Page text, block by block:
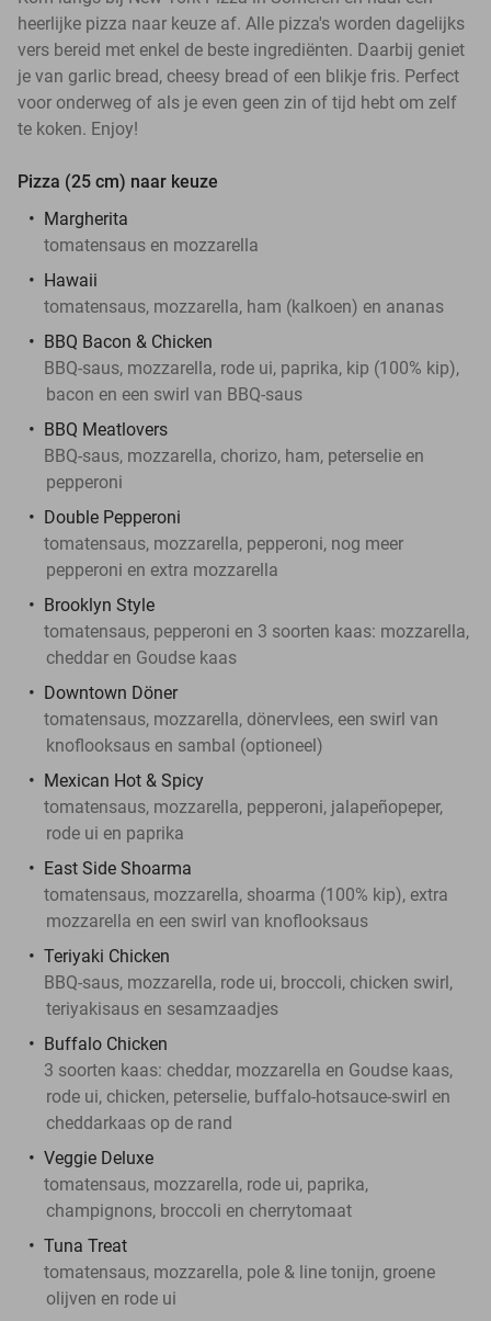
heerlijke pizza naar keuze af. Alle pizza's worden dagelijks
vers bereid met enkel de beste ingrediënten. Daarbij geniet
je van garlic bread, cheesy bread of een blikje fris. Perfect
voor onderweg of als je even geen zin of tijd hebt om zelf
te koken. Enjoy!
Pizza (25 cm) naar keuze
Margherita
tomatensaus en mozzarella
Hawaii
tomatensaus, mozzarella, ham (kalkoen) en ananas
BBQ Bacon & Chicken
BBQ-saus, mozzarella, rode ui, paprika, kip (100% kip),
bacon en een swirl van BBQ-saus
BBQ Meatlovers
BBQ-saus, mozzarella, chorizo, ham, peterselie en
pepperoni
Double Pepperoni
tomatensaus, mozzarella, pepperoni, nog meer
pepperoni en extra mozzarella
Brooklyn Style
tomatensaus, pepperoni en 3 soorten kaas: mozzarella,
cheddar en Goudse kaas
Downtown Döner
tomatensaus, mozzarella, dönervlees, een swirl van
knoflooksaus en sambal (optioneel)
Mexican Hot & Spicy
tomatensaus, mozzarella, pepperoni, jalapeñopeper,
rode ui en paprika
East Side Shoarma
tomatensaus, mozzarella, shoarma (100% kip), extra
mozzarella en een swirl van knoflooksaus
Teriyaki Chicken
BBQ-saus, mozzarella, rode ui, broccoli, chicken swirl,
teriyakisaus en sesamzaadjes
Buffalo Chicken
3 soorten kaas: cheddar, mozzarella en Goudse kaas,
rode ui, chicken, peterselie, buffalo-hotsauce-swirl en
cheddarkaas op de rand
Veggie Deluxe
tomatensaus, mozzarella, rode ui, paprika,
champignons, broccoli en cherrytomaat
Tuna Treat
tomatensaus, mozzarella, pole & line tonijn, groene
olijven en rode ui